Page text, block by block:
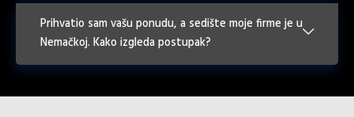
Prihvatio sam vašu ponudu, a sedište moje firme je u
Nemačkoj. Kako izgleda postupak?